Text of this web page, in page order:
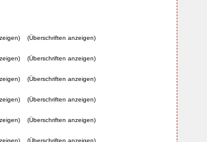
(Überschriften anzeigen)
(Überschriften anzeigen)
(Überschriften anzeigen)
(Überschriften anzeigen)
(Überschriften anzeigen)
(Überschriften anzeigen)